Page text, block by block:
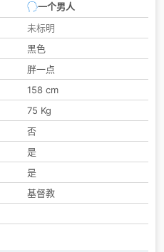
一个男人
未标明
黑色
胖一点
158 cm
75 Kg
否
是
是
基督教